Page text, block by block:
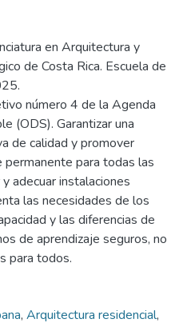
en Arquitectura y
de Costa Rica. Escuela de
número 4 de la Agenda
(ODS). Garantizar una
de calidad y promover
para todas las
adecuar instalaciones
las necesidades de los
y las diferencias de
de aprendizaje seguros, no
para todos.
, Arquitectura residencial,